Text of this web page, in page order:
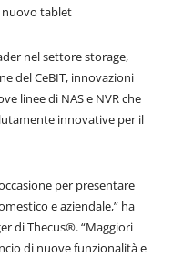
nuovo tablet
nel settore storage,
del CeBIT, innovazioni
linee di NAS e NVR che
innovative per il
per presentare
e aziendale,” ha
di Thecus®. “Maggiori
di nuove funzionalità e